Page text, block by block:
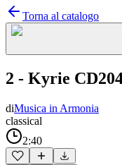
Torna al catalogo
2 - Kyrie
diMusica in Armonia
classical
2:40